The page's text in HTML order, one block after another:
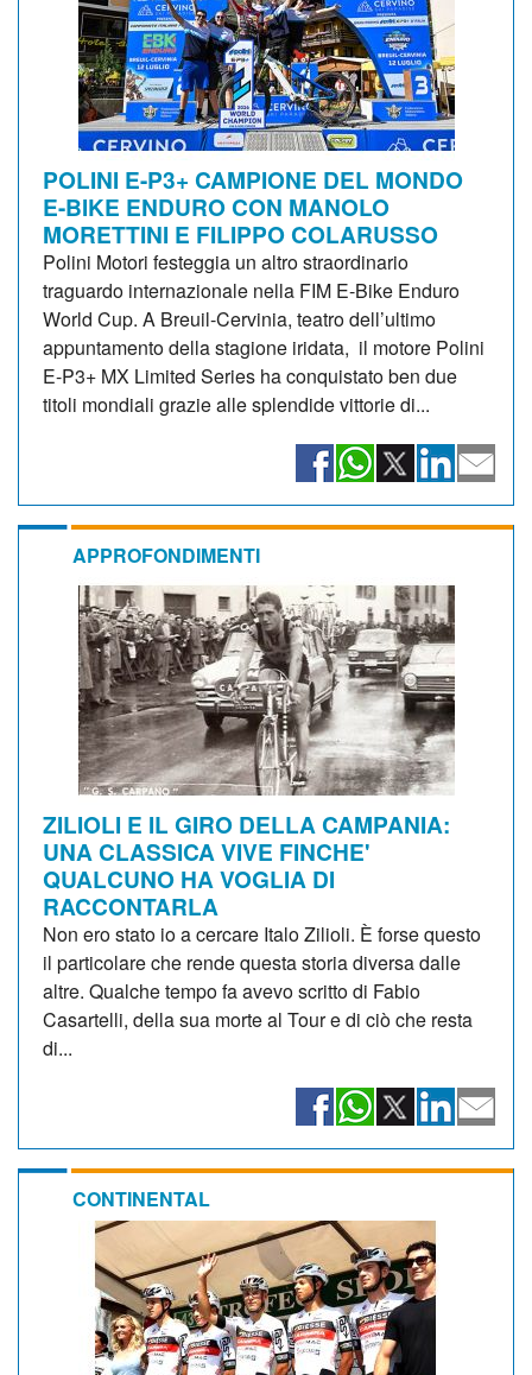
POLINI E-P3+ CAMPIONE DEL MONDO
E-BIKE ENDURO CON MANOLO
MORETTINI E FILIPPO COLARUSSO
Polini Motori festeggia un altro straordinario
traguardo internazionale nella FIM E-Bike Enduro
World Cup. A Breuil-Cervinia, teatro dell’ultimo
appuntamento della stagione iridata, il motore Polini
E-P3+ MX Limited Series ha conquistato ben due
titoli mondiali grazie alle splendide vittorie di...
APPROFONDIMENTI
ZILIOLI E IL GIRO DELLA CAMPANIA:
UNA CLASSICA VIVE FINCHE'
QUALCUNO HA VOGLIA DI
RACCONTARLA
Non ero stato io a cercare Italo Zilioli. È forse questo
il particolare che rende questa storia diversa dalle
altre. Qualche tempo fa avevo scritto di Fabio
Casartelli, della sua morte al Tour e di ciò che resta
di...
CONTINENTAL